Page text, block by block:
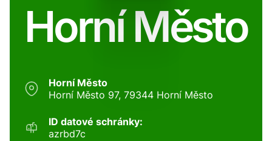
Horní Město
Horní Město
Horní Město 97, 79344 Horní Město
ID datové schránky:
azrbd7c